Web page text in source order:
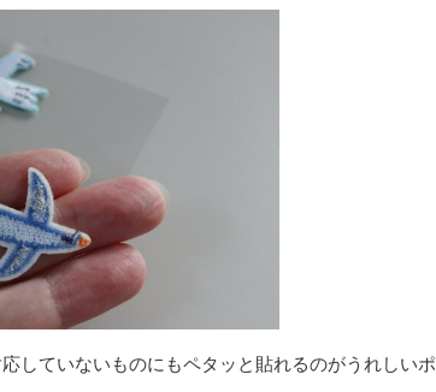
していないものにもペタッと貼れるのがうれしいポ